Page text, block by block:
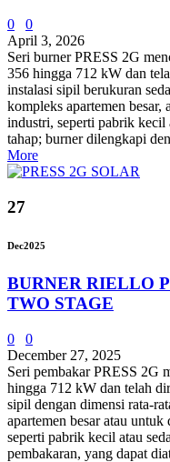
0
0
April 3, 2026
Seri burner PRESS 2G
356 hingga 712 kW dan
instalasi sipil berukuran
kompleks apartemen
industri, seperti pabrik kecil
tahap; burner dilengkapi
More
27
Dec2025
BURNER RIELLO
TWO STAGE
0
0
December 27, 2025
Seri pembakar PRESS 2G
hingga 712 kW dan telah
sipil dengan dimensi rata-
apartemen besar atau
seperti pabrik kecil atau
pembakaran, yang dapat